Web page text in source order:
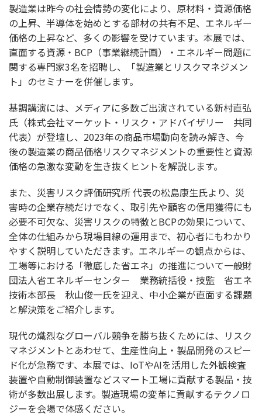
製造業は昨今の社会情勢の変化により、原材料・資源価格
の上昇、半導体を始めとする部材の共有不足、エネルギー
価格の上昇など、多くの影響を受けています。本展では、
直面する資源・BCP（事業継続計画）・エネルギー問題に
関する専門家3名を招聘し、「製造業とリスクマネジメン
ト」のセミナーを併催します。
基調講演には、メディアに多数ご出演されている新村直弘
氏（株式会社マーケット・リスク・アドバイザリー 共同
代表）が登壇し、2023年の商品市場動向を読み解き、今
後の製造業の商品価格リスクマネジメントの重要性と資源
価格の急激な変動を生き抜くヒントを解説します。
また、災害リスク評価研究所 代表の松島康生氏より、災
害時の企業存続だけでなく、取引先や顧客の信用獲得にも
必要不可欠な、災害リスクの特徴とBCPの効果について、
全体の仕組みから現場目線の運用まで、初心者にもわかり
やすく説明していただきます。エネルギーの観点からは、
工場等における「徹底した省エネ」の推進について一般財
団法人省エネルギーセンター 業務統括役・技監 省エネ
技術本部長 秋山俊一氏を迎え、中小企業が直面する課題
と解決策をご紹介します。
現代の熾烈なグローバル競争を勝ち抜くためには、リスク
マネジメントとあわせて、生産性向上・製品開発のスピー
ド化が急務です、本展では、IoTやAIを活用した外観検査
装置や自動制御装置などスマート工場に貢献する製品・技
術が多数出展します。製造現場の変革に貢献するテクノロ
ジーを会場で体感ください。